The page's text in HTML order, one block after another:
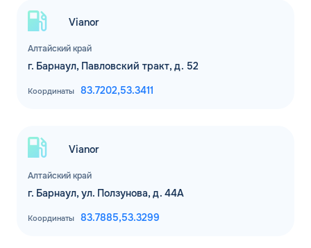
Алтайский край
Vianor
г. Барнаул, Павловский тракт, д. 52
Координаты 83.7202,53.3411
Алтайский край
Vianor
г. Барнаул, ул. Ползунова, д. 44А
Координаты 83.7885,53.3299